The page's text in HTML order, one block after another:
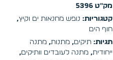
מק"ט 5396
קטגוריות: נופש מחנאות ים וקיץ,
חוף הים
תגיות: תיקים, מתנות, מתנה
ייחודית, מתנה לעובדים וותיקים,